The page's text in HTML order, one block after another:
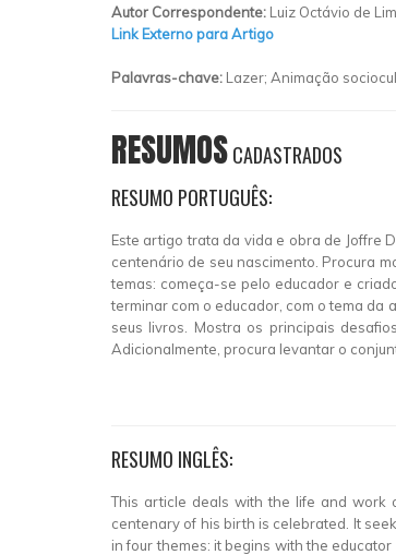
Autor Correspondente: Luiz Octávio de
Link Externo para Artigo
Palavras-chave: Lazer; Animação
RESUMOSCADASTRADOS
RESUMO PORTUGUÊS:
Este artigo trata da vida e obra de Joffre
centenário de seu nascimento. Procura
temas: começa-se pelo educador e
terminar com o educador, com o tema
seus livros. Mostra os principais
Adicionalmente, procura levantar o
RESUMO INGLÊS:
This article deals with the life and work
centenary of his birth is celebrated. It
in four themes: it begins with the